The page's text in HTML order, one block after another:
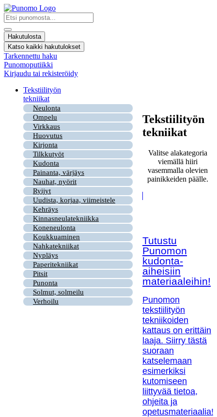
Mene
sisältöön
Search
...
Hakutulosta
Katso kaikki hakutulokset
Tarkennettu haku
Punomoputiikki
Kirjaudu tai rekisteröidy
Tekstiilityön
tekniikat
Neulonta
Ompelu
Virkkaus
Huovutus
Kirjonta
Tilkkutyöt
Kudonta
Painanta, värjäys
Nauhat, nyörit
Ryijyt
Uudista, korjaa, viimeistele
Kehräys
Kinnasneulatekniikka
Koneneulonta
Koukkuaminen
Nahkatekniikat
Nypläys
Paperitekniikat
Pitsit
Punonta
Solmut, solmeilu
Verhoilu
Tekstiilityön
tekniikat
Valitse alakategoria
viemällä hiiri
vasemmalla olevien
painikkeiden päälle.
Tutustu
Punomon
kudonta-
aiheisiin
materiaaleihin!
Punomon
tekstiilityön
tekniikoiden
kattaus on erittäin
laaja. Siirry tästä
suoraan
katselemaan
esimerkiksi
kutomiseen
liittyvää tietoa,
ohjeita ja
opetusmateriaalia!